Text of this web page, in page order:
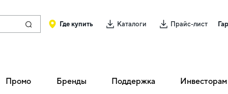
Где купить Каталоги Прайс-лист
Промо Бренды Поддержка Инвесторам